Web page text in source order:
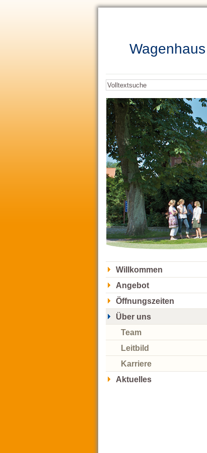
Willkommen
Angebot
Öffnungszeiten
Über uns
Team
Leitbild
Karriere
Aktuelles